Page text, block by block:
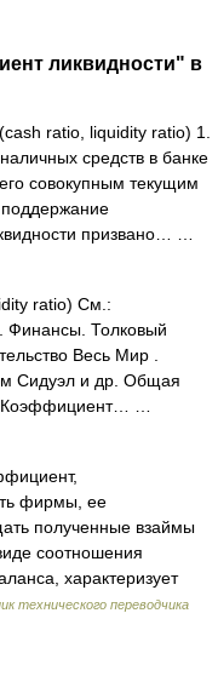
ликвидности" в
ratio, liquidity ratio) 1.
средств в банке
совокупным текущим
призвано… …
ratio) См.:
Финансы. Толковый
Весь Мир .
Сидуэл и др. Общая
Коэффициент… …
фирмы, ее
полученные взаймы
соотношения
характеризует
технического переводчика